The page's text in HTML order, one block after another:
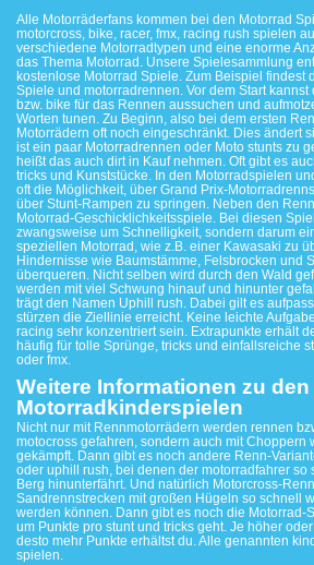
Alle Motorräderfans kommen bei den Motorrad
motorcross, bike, racer, fmx, racing rush spielen
verschiedene Motorradtypen und eine enorme
das Thema Motorrad. Unsere Spielesammlung
kostenlose Motorrad Spiele. Zum Beispiel findest
Spiele und motorradrennen. Vor dem Start kannst
bzw. bike für das Rennen aussuchen und
Worten tunen. Zu Beginn, also bei dem ersten
Motorrädern oft noch eingeschränkt. Dies ändert
ist ein paar Motorradrennen oder Moto stunts zu
heißt das auch dirt in Kauf nehmen. Oft gibt es
tricks und Kunststücke. In den Motorradspielen
oft die Möglichkeit, über Grand Prix-
über Stunt-Rampen zu springen. Neben den
Motorrad-Geschicklichkeitsspiele. Bei diesen
zwangsweise um Schnelligkeit, sondern darum
speziellen Motorrad, wie z.B. einer Kawasaki zu
Hindernisse wie Baumstämme, Felsbrocken und
überqueren. Nicht selben wird durch den Wald
werden mit viel Schwung hinauf und hinunter
trägt den Namen Uphill rush. Dabei gilt es
stürzen die Ziellinie erreicht. Keine leichte
racing sehr konzentriert sein. Extrapunkte erhält
häufig für tolle Sprünge, tricks und einfallsreiche
oder fmx.
Weitere Informationen zu den
Motorradkinderspielen
Nicht nur mit Rennmotorrädern werden rennen
motocross gefahren, sondern auch mit Choppern
gekämpft. Dann gibt es noch andere Renn-
oder uphill rush, bei denen der motorradfahrer so
Berg hinunterfährt. Und natürlich Motorcross-
Sandrennstrecken mit großen Hügeln so schnell
werden können. Dann gibt es noch die Motorrad-
um Punkte pro stunt und tricks geht. Je höher
desto mehr Punkte erhältst du. Alle genannten
spielen.